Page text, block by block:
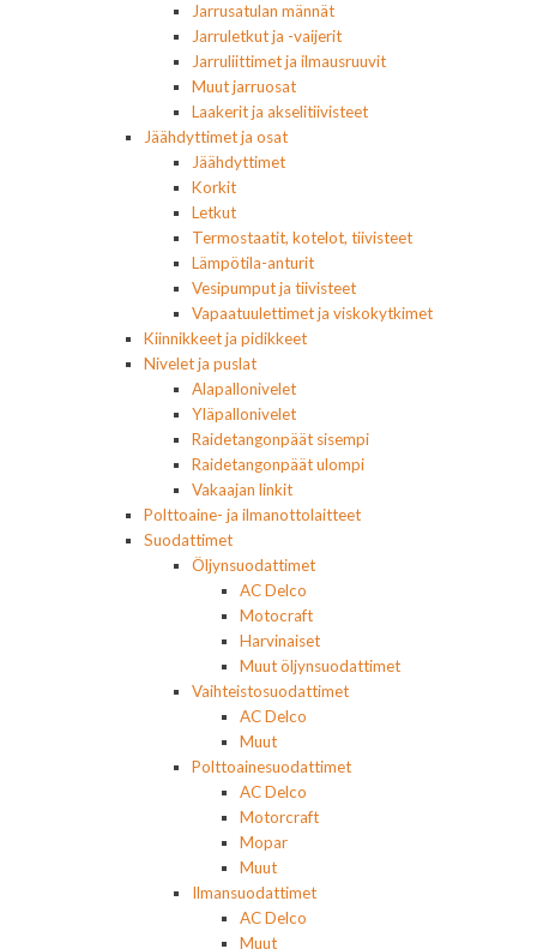
Jarrusatulan männät
Jarruletkut ja -vaijerit
Jarruliittimet ja ilmausruuvit
Muut jarruosat
Laakerit ja akselitiivisteet
Jäähdyttimet ja osat
Jäähdyttimet
Korkit
Letkut
Termostaatit, kotelot, tiivisteet
Lämpötila-anturit
Vesipumput ja tiivisteet
Vapaatuulettimet ja viskokytkimet
Kiinnikkeet ja pidikkeet
Nivelet ja puslat
Alapallonivelet
Yläpallonivelet
Raidetangonpäät sisempi
Raidetangonpäät ulompi
Vakaajan linkit
Polttoaine- ja ilmanottolaitteet
Suodattimet
Öljynsuodattimet
AC Delco
Motocraft
Harvinaiset
Muut öljynsuodattimet
Vaihteistosuodattimet
AC Delco
Muut
Polttoainesuodattimet
AC Delco
Motorcraft
Mopar
Muut
Ilmansuodattimet
AC Delco
Muut